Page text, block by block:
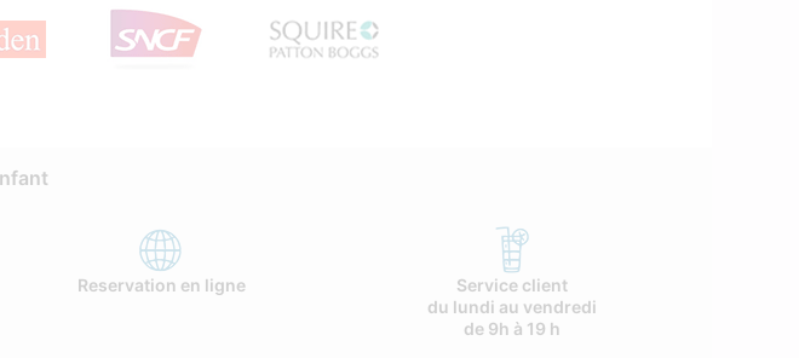
Reservation en ligne
Service client
du lundi au vendredi
de 9h à 19 h